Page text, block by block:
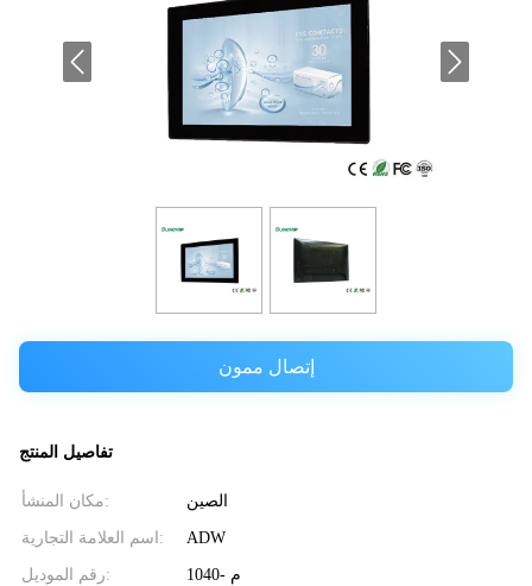
إتصال ممون
تفاصيل المنتج
مكان المنشأ: الصين
اسم العلامة التجارية: ADW
رقم الموديل: م -1040